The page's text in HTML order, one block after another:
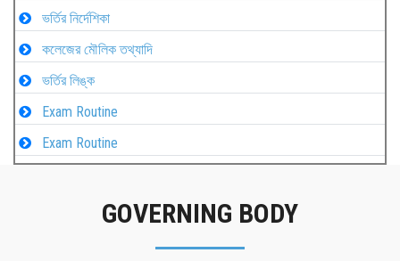
ভর্তির নির্দেশিকা
কলেজের মৌলিক তথ্যাদি
ভর্তির লিঙ্ক
Exam Routine
Exam Routine
GOVERNING BODY